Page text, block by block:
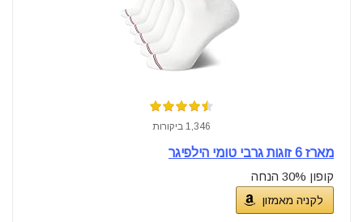
1,346 ביקורות
מארז 6 זוגות גרבי טומי הילפיגר
קופון 30% הנחה
לקניה מאמזון